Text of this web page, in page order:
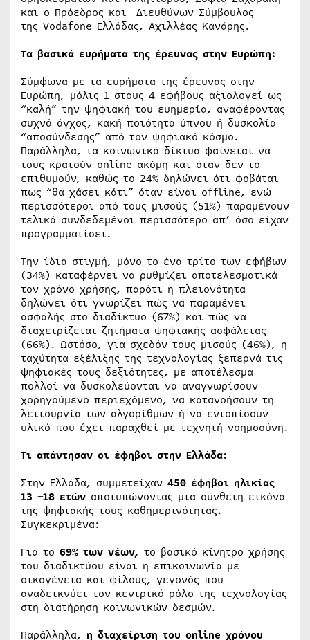
και ο Πρόεδρος και Διευθύνων Σύμβουλος
της Vodafone Ελλάδας, Αχιλλέας Κανάρης.
Τα βασικά ευρήματα της έρευνας στην Ευρώπη:
Σύμφωνα με τα ευρήματα της έρευνας στην
Ευρώπη, μόλις 1 στους 4 εφήβους αξιολογεί ως
“καλή” την ψηφιακή του ευημερία, αναφέροντας
συχνά άγχος, κακή ποιότητα ύπνου ή δυσκολία
“αποσύνδεσης” από τον ψηφιακό κόσμο.
Παράλληλα, τα κοινωνικά δίκτυα φαίνεται να
τους κρατούν online ακόμη και όταν δεν το
επιθυμούν, καθώς το 24% δηλώνει ότι φοβάται
πως “θα χάσει κάτι” όταν είναι offline, ενώ
περισσότεροι από τους μισούς (51%) παραμένουν
τελικά συνδεδεμένοι περισσότερο απ’ όσο είχαν
προγραμματίσει.
Την ίδια στιγμή, μόνο το ένα τρίτο των εφήβων
(34%) καταφέρνει να ρυθμίζει αποτελεσματικά
τον χρόνο χρήσης, παρότι η πλειονότητα
δηλώνει ότι γνωρίζει πώς να παραμένει
ασφαλής στο διαδίκτυο (67%) και πώς να
διαχειρίζεται ζητήματα ψηφιακής ασφάλειας
(66%). Ωστόσο, για σχεδόν τους μισούς (46%), η
ταχύτητα εξέλιξης της τεχνολογίας ξεπερνά τις
ψηφιακές τους δεξιότητες, με αποτέλεσμα
πολλοί να δυσκολεύονται να αναγνωρίσουν
χορηγούμενο περιεχόμενο, να κατανοήσουν τη
λειτουργία των αλγορίθμων ή να εντοπίσουν
υλικό που έχει παραχθεί με τεχνητή νοημοσύνη.
Τι απάντησαν οι έφηβοι στην Ελλάδα:
Στην Ελλάδα, συμμετείχαν 450 έφηβοι ηλικίας
13 –18 ετών αποτυπώνοντας μια σύνθετη εικόνα
της ψηφιακής τους καθημερινότητας.
Συγκεκριμένα:
Για το 69% των νέων, το βασικό κίνητρο χρήσης
του διαδικτύου είναι η επικοινωνία με
οικογένεια και φίλους, γεγονός που
αναδεικνύει τον κεντρικό ρόλο της τεχνολογίας
στη διατήρηση κοινωνικών δεσμών.
Παράλληλα, η διαχείριση του online χρόνου